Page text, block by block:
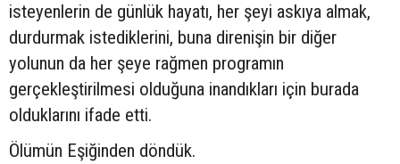
isteyenlerin de günlük hayatı, her şeyi askıya almak,
durdurmak istediklerini, buna direnişin bir diğer
yolunun da her şeye rağmen programın
gerçekleştirilmesi olduğuna inandıkları için burada
olduklarını ifade etti.
Ölümün Eşiğinden döndük.